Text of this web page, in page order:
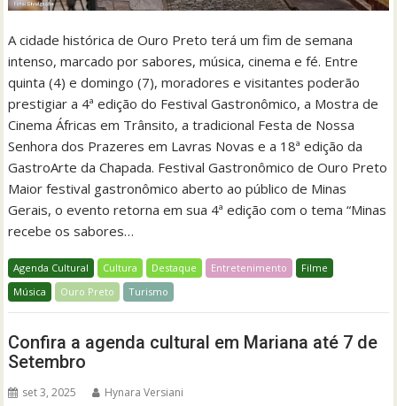
A cidade histórica de Ouro Preto terá um fim de semana
intenso, marcado por sabores, música, cinema e fé. Entre
quinta (4) e domingo (7), moradores e visitantes poderão
prestigiar a 4ª edição do Festival Gastronômico, a Mostra de
Cinema Áfricas em Trânsito, a tradicional Festa de Nossa
Senhora dos Prazeres em Lavras Novas e a 18ª edição da
GastroArte da Chapada. Festival Gastronômico de Ouro Preto
Maior festival gastronômico aberto ao público de Minas
Gerais, o evento retorna em sua 4ª edição com o tema “Minas
recebe os sabores…
Agenda Cultural Cultura Destaque Entretenimento
Filme
Música
Ouro Preto Turismo
Confira a agenda cultural em Mariana até 7 de
Setembro
set 3, 2025 Hynara Versiani